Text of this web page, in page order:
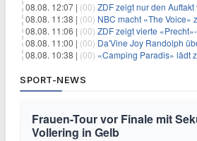
08.08. 12:07 | (00) ZDF zeigt nur den Auftakt von
08.08. 11:38 | (00) NBC macht «The Voice»
08.08. 11:06 | (00) ZDF zeigt vierte
08.08. 11:00 | (00) Da'Vine Joy Randolph übernimmt
08.08. 10:38 | (00) «Camping Paradis» lädt
SPORT-NEWS
Frauen-Tour vor Finale mit
Vollering in Gelb